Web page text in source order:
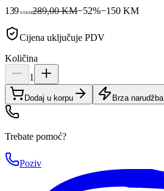
139 00KM289,00 KM−52%−150 KM
Cijena uključuje PDV
Količina
1
Dodaj u korpu Brza narudžba
Trebate pomoć?
Poziv